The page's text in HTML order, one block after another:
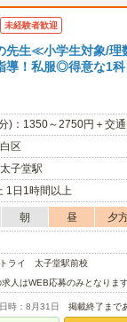
未経験者歓迎
先生≪小学生対象/
導！私服◎得意な1
)：1350～2750円＋交
区
子堂駅
1日1時間以上
朝 昼 夕
ライ 太子堂駅前校
人はWEB応募のみとなりま
時：8月31日 掲載終了まで